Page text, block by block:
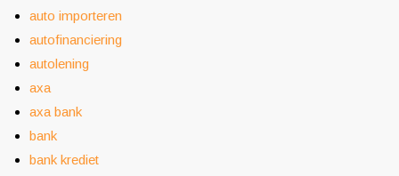
auto importeren
autofinanciering
autolening
axa
axa bank
bank
bank krediet